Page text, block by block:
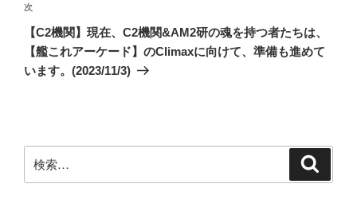
ー
シ
ョ
ン
次
の
投
稿
次
【C2機関】現在、C2機関&AM2研の魂を持つ者たちは、
【艦これアーケード】のClimaxに向けて、準備も進めて
います。(2023/11/3)
索: